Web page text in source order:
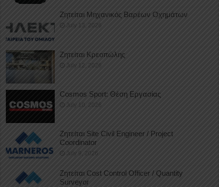
Ζητείται Μηχανικός Βαρέων Οχημάτων
July 13, 2026
Ζητείται Κρεοπώλης
July 12, 2026
Cosmos Sport: Θέση Εργασίας
July 10, 2026
Ζητείται Site Civil Engineer / Project
Coordinator
July 9, 2026
Ζητείται Cost Control Officer / Quantity
Surveyor